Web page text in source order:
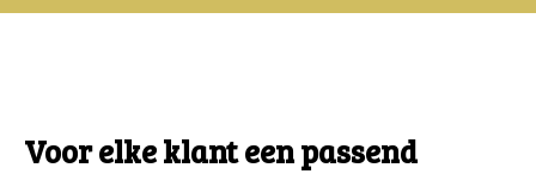
Voor elke klant een passend